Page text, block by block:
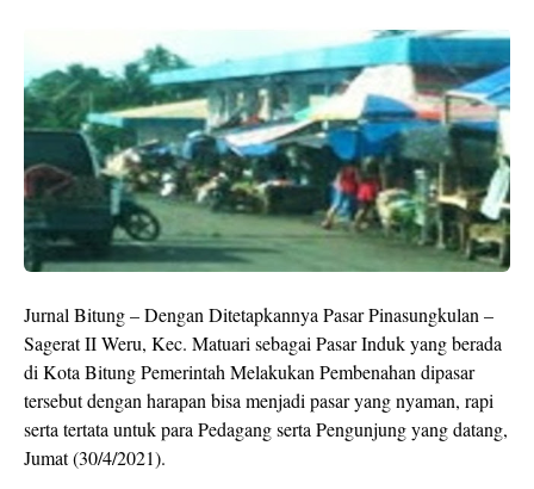
Jurnal Bitung – Dengan Ditetapkannya Pasar Pinasungkulan –
Sagerat II Weru, Kec. Matuari sebagai Pasar Induk yang berada
di Kota Bitung Pemerintah Melakukan Pembenahan dipasar
tersebut dengan harapan bisa menjadi pasar yang nyaman, rapi
serta tertata untuk para Pedagang serta Pengunjung yang datang,
Jumat (30/4/2021).